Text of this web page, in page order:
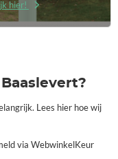
hier!
Lees hier hoe wij
via WebwinkelKeur